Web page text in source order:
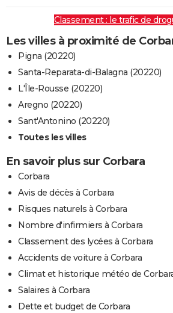
Classement : le trafic de
Les villes à proximité de
Pigna (20220)
Santa-Reparata-di-Balagna (20220)
L'Île-Rousse (20220)
Aregno (20220)
Sant'Antonino (20220)
Toutes les villes
En savoir plus sur Corbara
Corbara
Avis de décès à Corbara
Risques naturels à Corbara
Nombre d'infirmiers à Corbara
Classement des lycées à Corbara
Accidents de voiture à Corbara
Climat et historique météo de
Salaires à Corbara
Dette et budget de Corbara